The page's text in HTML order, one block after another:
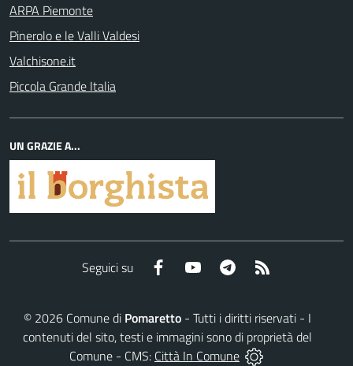
ARPA Piemonte
Pinerolo e le Valli Valdesi
Valchisone.it
Piccola Grande Italia
UN GRAZIE A...
Seguici su Facebook YouTube Telegram
© 2026Comune di Pomaretto- Tutti i diritti riservati - I
contenuti del sito, testi e immagini sono di proprietà del
Comune - CMS: Città In Comune